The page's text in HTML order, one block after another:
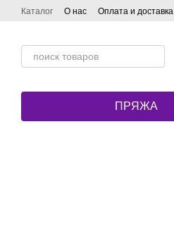
Перейти к основному контенту
Каталог О нас Оплата и доставка
ПРЯЖА